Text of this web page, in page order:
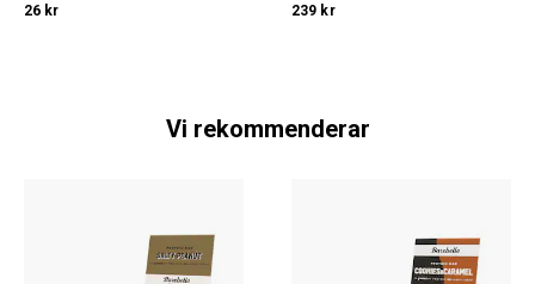
26 kr 239 kr
Vi rekommenderar